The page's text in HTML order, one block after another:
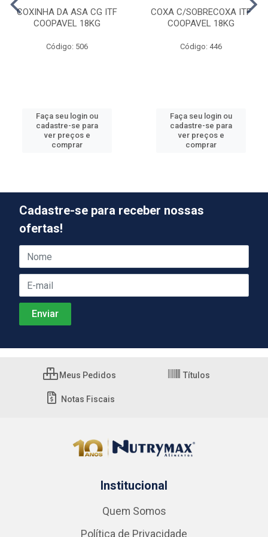
COXINHA DA ASA CG ITF
COOPAVEL 18KG
Código: 506
Faça seu login ou
cadastre-se para
ver preços e
comprar
COXA C/SOBRECOXA ITF
COOPAVEL 18KG
Código: 446
Faça seu login ou
cadastre-se para
ver preços e
comprar
Cadastre-se para receber nossas
ofertas!
Meus Pedidos Títulos
Notas Fiscais
Institucional
Quem Somos
Política de Privacidade